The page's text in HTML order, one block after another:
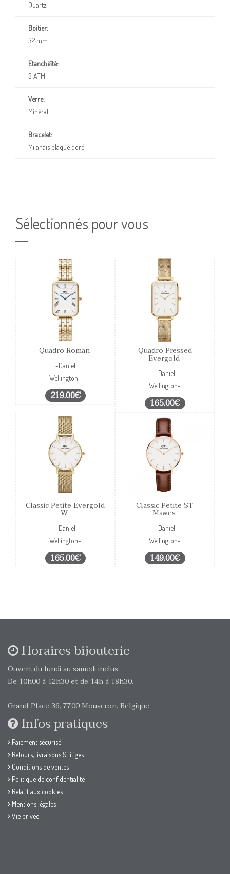
Quartz
Boitier:
32 mm
Etanchéïté:
3 ATM
Verre:
Minéral
Bracelet:
Milanais plaqué doré
Sélectionnés pour vous
Quadro Roman
-Daniel
Wellington-
219.00€
Quadro Pressed
Evergold
-Daniel
Wellington-
165.00€
Classic Petite Evergold
W
-Daniel
Wellington-
165.00€
Classic Petite ST
Mawes
-Daniel
Wellington-
149.00€
Horaires bijouterie
Ouvert du lundi au samedi inclus.
De 10h00 à 12h30 et de 14h à 18h30.
Grand-Place 36, 7700 Mouscron, Belgique
Infos pratiques
Paiement sécurisé
Retours, livraisons & litiges
Conditions de ventes
Politique de confidentialité
Relatif aux cookies
Mentions légales
Vie privée